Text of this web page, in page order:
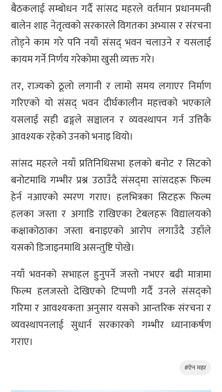
बैठकलाई सम्बोधन गर्दै सांसद महरले वर्तमान प्रधानमन्त्री
बालेन शाह नेतृत्वको सरकारले विगतका अभ्यास र संरचना
तोड्ने काम गरे पनि नयाँ संसद् भवन चलाउने र यसलाई
कायम गर्ने निर्णय गरेकोमा खुसी व्यक्त गरे।
तर, राज्यको ठूलो लगानी र लामो समय लगाएर निर्माण
गरिएको यो संसद् भवन दीर्घकालीन महत्त्वको भएकाले
यसलाई सही ढङ्गले सञ्चालन र व्यवस्थापन गर्न उत्तिकै
आवश्यक रहेको उनको भनाइ थियो।
सांसद महरले नयाँ प्रतिनिधिसभा हलको बनोट र सिटको
बनोटमाथि गम्भीर प्रश्न उठाउँदै संसद्‌मा सांसदहरू फिल्म
हेर्न नआएको स्मरण गराए। हलभित्रका सिटहरू फिल्म
हलका जस्ता र अगाडि राखिएका टेबलहरू विद्यालयको
कक्षाकोठाका जस्ता बनाइएको आरोप लगाउँदै उहाँले
यसको डिजाइनमाथि असन्तुष्टि पोखे।
नयाँ भवनको सभाहल हुनुपर्ने जस्तो नभएर बढी मात्रामा
फिल्म हलजस्तो देखिएको टिप्पणी गर्दै उनले संसद्को
गरिमा र आवश्यकता अनुसार यसको आन्तरिक संरचना र
व्यवस्थापनलाई सुधार्न सरकारको गम्भीर ध्यानाकर्षण
गराए।
#ऐन महर